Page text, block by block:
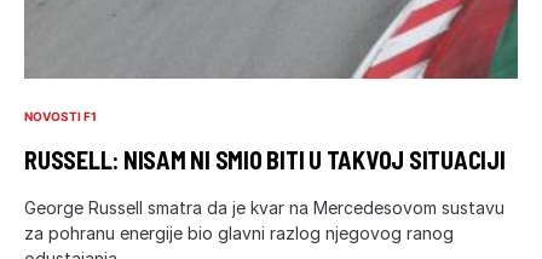
NOVOSTI F1
RUSSELL: NISAM NI SMIO BITI U TAKVOJ SITUACIJI
George Russell smatra da je kvar na Mercedesovom sustavu
za pohranu energije bio glavni razlog njegovog ranog